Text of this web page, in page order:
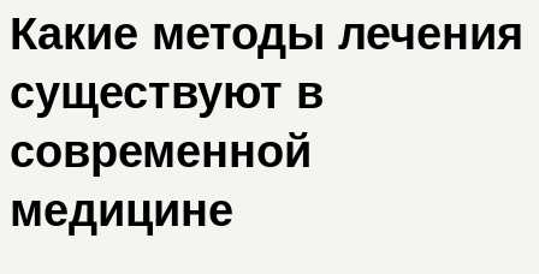
Какие методы лечения
существуют в
современной
медицине